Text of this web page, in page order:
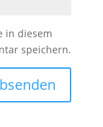
in diesem
speichern.